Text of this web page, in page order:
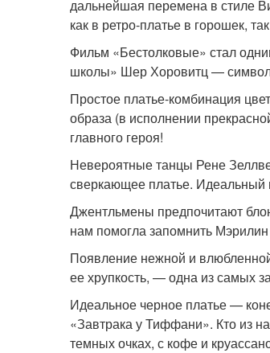
дальнейшая перемена в стиле
как в ретро-платье в горошек,
Фильм «Бестолковые» стал
школы» Шер Хоровитц —
Простое платье-комбинация
образа (в исполнении
главного героя!
Невероятные танцы Рене
сверкающее платье. Идеальный
Джентльмены предпочитают
нам помогла запомнить
Появление нежной и
ее хрупкость, — одна из самых
Идеальное черное платье —
«Завтрака у Тиффани». Кто из
темных очках, с кофе и